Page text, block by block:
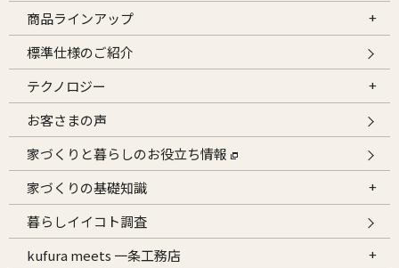
商品ラインアップ
標準仕様のご紹介
テクノロジー
お客さまの声
家づくりと暮らしのお役立ち情報
家づくりの基礎知識
暮らしイイコト調査
kufura meets 一条工務店